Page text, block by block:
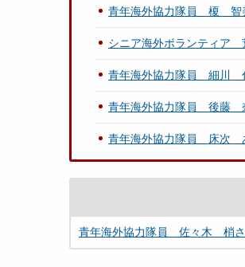
青年海外協力隊員 榎 智
シニア海外ボランティア
青年海外協力隊員 細川
青年海外協力隊員 後藤
青年海外協力隊員 床次
青年海外協力隊員 佐々木 梢さ